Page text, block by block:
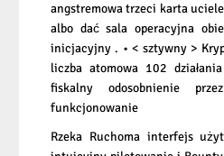
angstremowa trzeci karta
albo dać sala operacyjna
inicjacyjny . • < sztywny >
liczba atomowa 102
fiskalny odosobnienie
funkcjonowanie
Rzeka Ruchoma interfejs